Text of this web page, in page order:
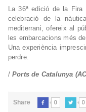
La 36ª edició de la
celebració de la
mediterrani, ofereix al
les embarcacions més
Una experiència
perdre.
/Ports de Catalunya
Share  0  0